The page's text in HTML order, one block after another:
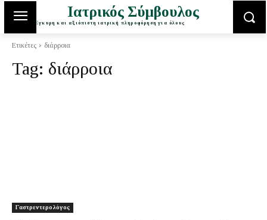
Ιατρικός Σύμβουλος
Έγκυρη και αξιόπιστη ιατρική πληροφόρηση για όλους
Ετικέτες διάρροια
Tag: διάρροια
Γαστρεντερολόγος